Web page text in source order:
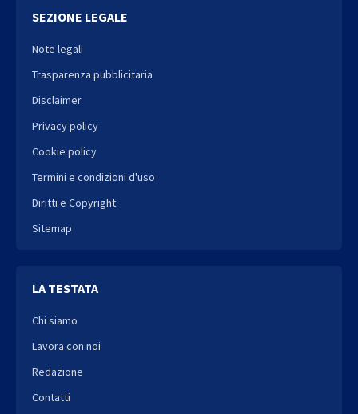
SEZIONE LEGALE
Note legali
Trasparenza pubblicitaria
Disclaimer
Privacy policy
Cookie policy
Termini e condizioni d'uso
Diritti e Copyright
Sitemap
LA TESTATA
Chi siamo
Lavora con noi
Redazione
Contatti